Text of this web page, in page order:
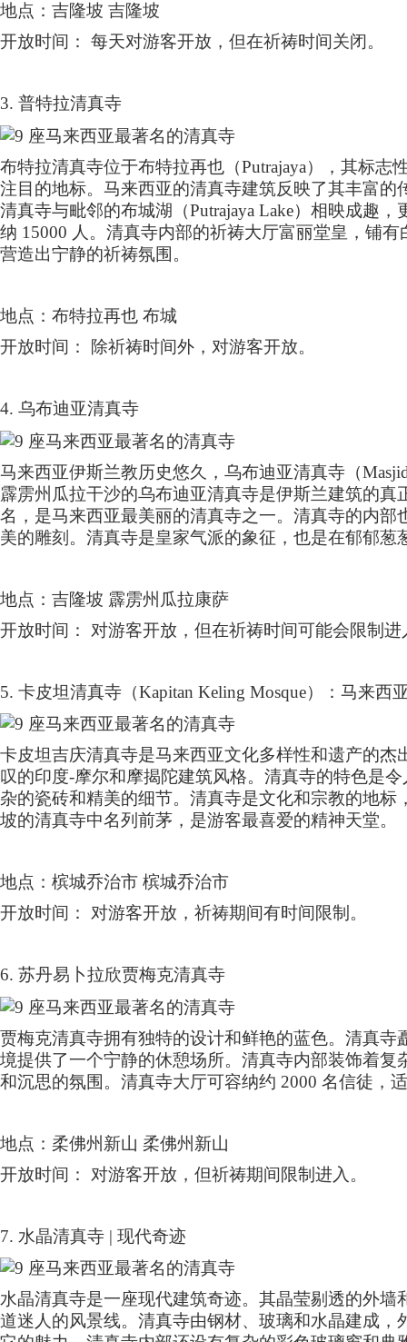
地点：吉隆坡 吉隆坡
开放时间： 每天对游客开放，但在祈祷时间关闭。
3. 普特拉清真寺
布特拉清真寺位于布特拉再也（Putrajaya），其标志
注目的地标。马来西亚的清真寺建筑反映了其丰富
清真寺与毗邻的布城湖（Putrajaya Lake）相映成趣，
纳 15000 人。清真寺内部的祈祷大厅富丽堂皇，铺
营造出宁静的祈祷氛围。
地点：布特拉再也 布城
开放时间： 除祈祷时间外，对游客开放。
4. 乌布迪亚清真寺
马来西亚伊斯兰教历史悠久，乌布迪亚清真寺（
霹雳州瓜拉干沙的乌布迪亚清真寺是伊斯兰建筑的
名，是马来西亚最美丽的清真寺之一。清真寺的内
美的雕刻。清真寺是皇家气派的象征，也是在郁郁葱
地点：吉隆坡 霹雳州瓜拉康萨
开放时间： 对游客开放，但在祈祷时间可能会限制进
5. 卡皮坦清真寺（Kapitan Keling Mosque）：马来西
卡皮坦吉庆清真寺是马来西亚文化多样性和遗产的
叹的印度-摩尔和摩揭陀建筑风格。清真寺的特色是
杂的瓷砖和精美的细节。清真寺是文化和宗教的地
坡的清真寺中名列前茅，是游客最喜爱的精神天堂。
地点：槟城乔治市 槟城乔治市
开放时间： 对游客开放，祈祷期间有时间限制。
6. 苏丹易卜拉欣贾梅克清真寺
贾梅克清真寺拥有独特的设计和鲜艳的蓝色。清真
境提供了一个宁静的休憩场所。清真寺内部装饰着
和沉思的氛围。清真寺大厅可容纳约 2000 名信徒，
地点：柔佛州新山 柔佛州新山
开放时间： 对游客开放，但祈祷期间限制进入。
7. 水晶清真寺 | 现代奇迹
水晶清真寺是一座现代建筑奇迹。其晶莹剔透的外
道迷人的风景线。清真寺由钢材、玻璃和水晶建成